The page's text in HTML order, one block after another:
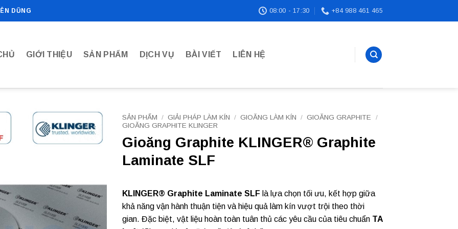
DŨNG 08:00 - 17:30 +84 988 461 465
GIỚI THIỆU SẢN PHẨM DỊCH VỤ BÀI VIẾT LIÊN HỆ
Add to
SẢN PHẨM / GIẢI PHÁP LÀM KÍN / GIOĂNG LÀM KÍN / GIOĂNG GRAPHITE
/
GIOĂNG GRAPHITE KLINGER
Gioăng Graphite KLINGER® Graphite
Laminate SLF
KLINGER® Graphite Laminate SLF là lựa chọn tối ưu, kết hợp giữa
khả năng vận hành thuận tiện và hiệu quả làm kín vượt trội theo thời
gian. Đặc biệt, vật liệu hoàn toàn tuân thủ các yêu cầu của tiêu chuẩn TA